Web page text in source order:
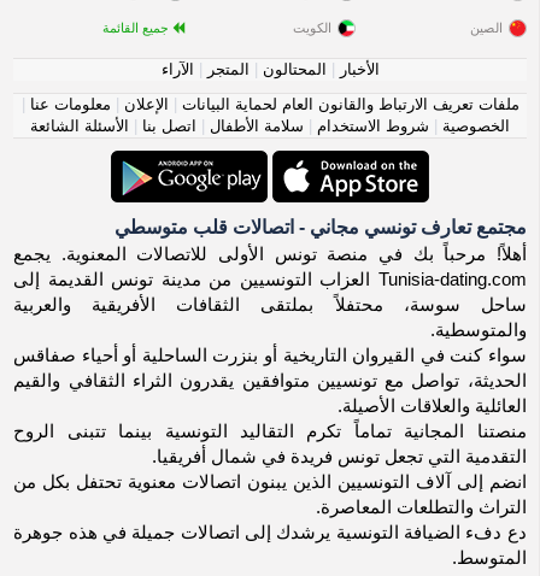
الصين الكويت جميع القائمة
الأخبار المحتالون المتجر
الآراء
ملفات تعريف الارتباط والقانون العام لحماية البيانات
الإعلان معلومات عنا
الخصوصية
شروط الاستخدام سلامة الأطفال اتصل بنا الأسئلة الشائعة
مجتمع تعارف تونسي مجاني - اتصالات قلب متوسطي
أهلاً! مرحباً بك في منصة تونس الأولى للاتصالات المعنوية. يجمع
Tunisia-dating.com العزاب التونسيين من مدينة تونس القديمة إلى
ساحل سوسة، محتفلاً بملتقى الثقافات الأفريقية والعربية
والمتوسطية.
سواء كنت في القيروان التاريخية أو بنزرت الساحلية أو أحياء صفاقس
الحديثة، تواصل مع تونسيين متوافقين يقدرون الثراء الثقافي والقيم
العائلية والعلاقات الأصيلة.
منصتنا المجانية تماماً تكرم التقاليد التونسية بينما تتبنى الروح
التقدمية التي تجعل تونس فريدة في شمال أفريقيا.
انضم إلى آلاف التونسيين الذين يبنون اتصالات معنوية تحتفل بكل من
التراث والتطلعات المعاصرة.
دع دفء الضيافة التونسية يرشدك إلى اتصالات جميلة في هذه جوهرة
المتوسط.